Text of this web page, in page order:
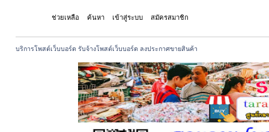
ช่วยเหลือ ค้นหา เข้าสู่ระบบ สมัครสมาชิก
บริการโพสต์เว็บบอร์ด รับจ้างโพสต์เว็บบอร์ด ลงประกาศขายสินค้า